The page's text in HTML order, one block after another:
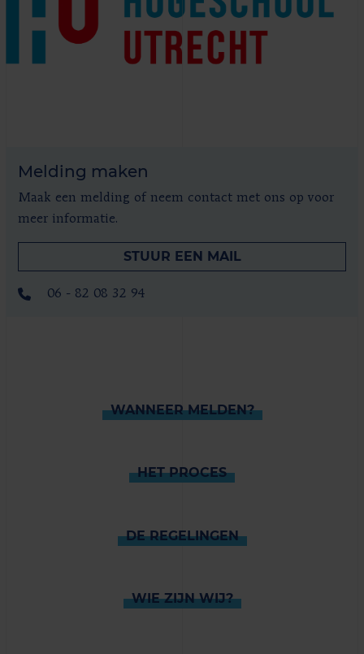
Melding maken
Maak een melding of neem contact met ons op voor
meer informatie.
STUUR EEN MAIL
06 - 82 08 32 94
WANNEER MELDEN?
HET PROCES
DE REGELINGEN
WIE ZIJN WIJ?